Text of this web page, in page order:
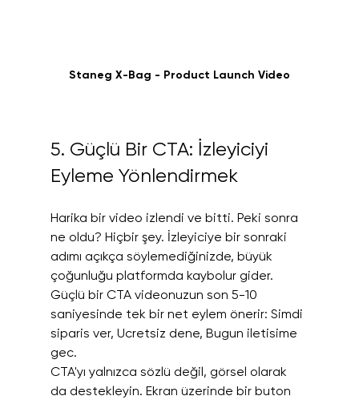
Staneg X-Bag - Product Launch Video
5. Güçlü Bir CTA: İzleyiciyi
Eyleme Yönlendirmek
Harika bir video izlendi ve bitti. Peki sonra
ne oldu? Hiçbir şey. İzleyiciye bir sonraki
adımı açıkça söylemediğinizde, büyük
çoğunluğu platformda kaybolur gider.
Güçlü bir CTA videonuzun son 5-10
saniyesinde tek bir net eylem önerir: Simdi
siparis ver, Ucretsiz dene, Bugun iletisime
gec.
CTA'yı yalnızca sözlü değil, görsel olarak
da destekleyin. Ekran üzerinde bir buton